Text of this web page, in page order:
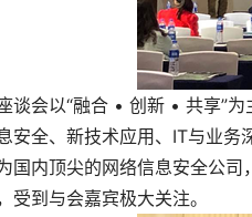
谈会以“融合 • 创新 • 共享”
安全、新技术应用、IT与业务
国内顶尖的网络信息安全公
受到与会嘉宾极大关注。